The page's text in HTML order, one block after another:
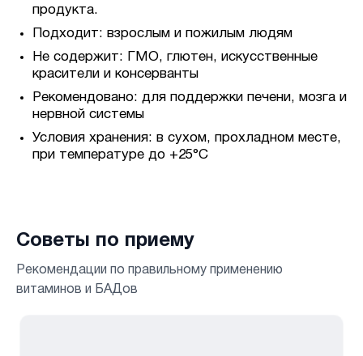
продукта.
Подходит: взрослым и пожилым людям
Не содержит: ГМО, глютен, искусственные
красители и консерванты
Рекомендовано: для поддержки печени, мозга и
нервной системы
Условия хранения: в сухом, прохладном месте,
при температуре до +25°C
Советы по приему
Рекомендации по правильному применению
витаминов и БАДов